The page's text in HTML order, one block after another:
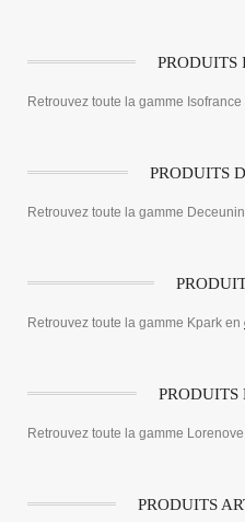
PRODUITS
Retrouvez toute la gamme Isofrance
PRODUITS
Retrouvez toute la gamme
Retrouvez toute la gamme Kpark en
PRODUITS
Retrouvez toute la gamme
PRODUITS